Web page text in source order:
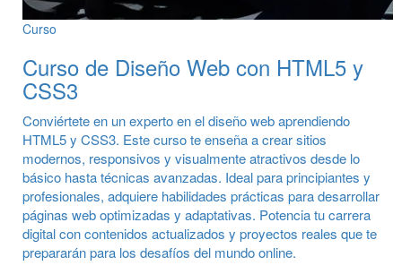
Curso
Curso de Diseño Web con HTML5 y
CSS3
Conviértete en un experto en el diseño web aprendiendo
HTML5 y CSS3. Este curso te enseña a crear sitios
modernos, responsivos y visualmente atractivos desde lo
básico hasta técnicas avanzadas. Ideal para principiantes y
profesionales, adquiere habilidades prácticas para desarrollar
páginas web optimizadas y adaptativas. Potencia tu carrera
digital con contenidos actualizados y proyectos reales que te
prepararán para los desafíos del mundo online.